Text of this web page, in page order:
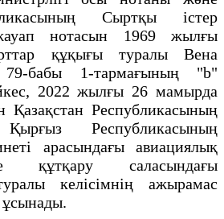
Сыртқы істер
жауап нотасын 1969 жылғы
құқығы туралы Вена
79-бабы 1-тармағының "b"
2022 жылғы 26 мамырда
Қазақстан Республикасының
Республикасының
арасындағы авиациялық
құтқару саласындағы
келісімнің ажырамас
ұсынады.